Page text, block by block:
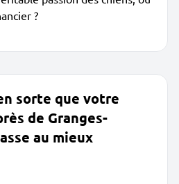
?
sorte que votre
de Granges-
au mieux